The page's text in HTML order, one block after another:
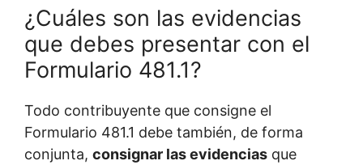
¿Cuáles son las evidencias
que debes presentar con el
Formulario 481.1?
Todo contribuyente que consigne el
Formulario 481.1 debe también, de forma
conjunta, consignar las evidencias que